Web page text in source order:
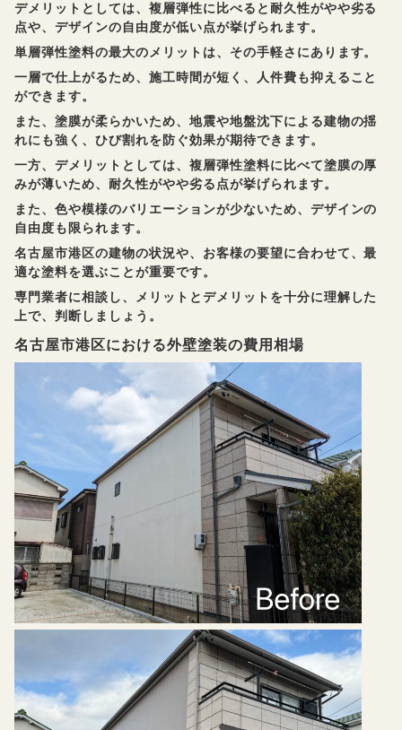
デメリットとしては、複層弾性に比べると耐久性がやや劣る
点や、デザインの自由度が低い点が挙げられます。
単層弾性塗料の最大のメリットは、その手軽さにあります。
一層で仕上がるため、施工時間が短く、人件費も抑えること
ができます。
また、塗膜が柔らかいため、地震や地盤沈下による建物の揺
れにも強く、ひび割れを防ぐ効果が期待できます。
一方、デメリットとしては、複層弾性塗料に比べて塗膜の厚
みが薄いため、耐久性がやや劣る点が挙げられます。
また、色や模様のバリエーションが少ないため、デザインの
自由度も限られます。
名古屋市港区の建物の状況や、お客様の要望に合わせて、最
適な塗料を選ぶことが重要です。
専門業者に相談し、メリットとデメリットを十分に理解した
上で、判断しましょう。
名古屋市港区における外壁塗装の費用相場